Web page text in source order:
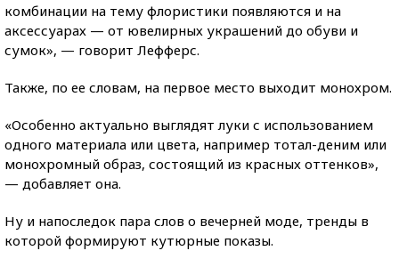
комбинации на тему флористики появляются и на
аксессуарах — от ювелирных украшений до обуви и
сумок», — говорит Лефферс.
Также, по ее словам, на первое место выходит монохром.
«Особенно актуально выглядят луки с использованием
одного материала или цвета, например тотал-деним или
монохромный образ, состоящий из красных оттенков»,
— добавляет она.
Ну и напоследок пара слов о вечерней моде, тренды в
которой формируют кутюрные показы.